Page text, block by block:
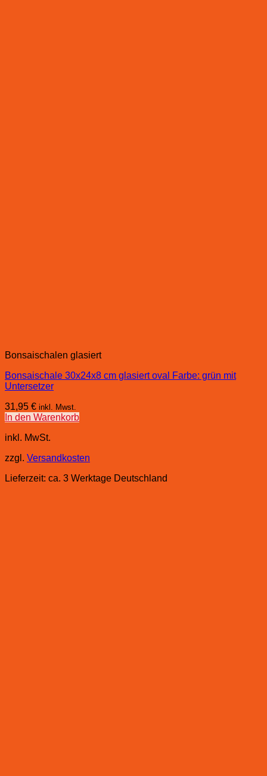
Bonsaischalen glasiert
Bonsaischale 30x24x8 cm glasiert oval Farbe: grün mit
Untersetzer
31,95 € inkl. Mwst.
In den Warenkorb
inkl. MwSt.
zzgl. Versandkosten
Lieferzeit: ca. 3 Werktage Deutschland